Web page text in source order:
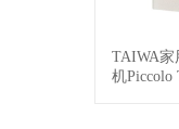
TAIWA家
机Piccolo